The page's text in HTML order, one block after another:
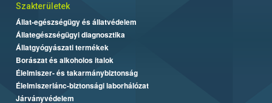
Szakterületek
Állat-egészségügy és állatvédelem
Állategészségügyi diagnosztika
Állatgyógyászati termékek
Borászat és alkoholos italok
Élelmiszer- és takarmánybiztonság
Élelmiszerlánc-biztonsági laborhálózat
Járványvédelem